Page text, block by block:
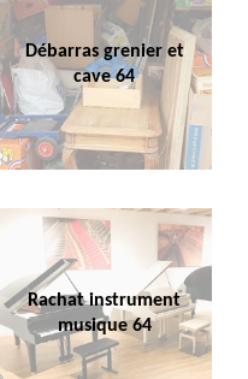
Débarras grenier et
cave 64
Rachat instrument
musique 64